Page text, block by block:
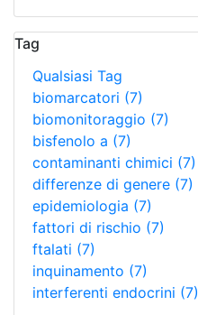
Tag
Qualsiasi Tag
biomarcatori (7)
biomonitoraggio (7)
bisfenolo a (7)
contaminanti chimici (7)
differenze di genere (7)
epidemiologia (7)
fattori di rischio (7)
ftalati (7)
inquinamento (7)
interferenti endocrini (7)